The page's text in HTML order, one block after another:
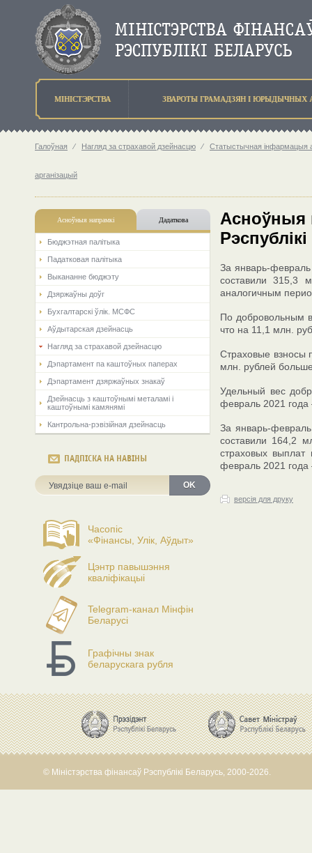
МIНIСТЭРСТВА ЗВАРОТЫ ГРАМАДЗЯН I ЮРЫДЫЧНЫХ
Галоўная ⁄ Нагляд за страхавой дзейнасцю ⁄ Статыстычная інфармацыя
арганізацый
Асноўныя напрамкi Дадаткова
Бюджэтная палiтыка
Падатковая палітыка
Выкананне бюджэту
Дзяржаўны доўг
Бухгалтарскі ўлік. МСФС
Аўдытарская дзейнасць
Нагляд за страхавой дзейнасцю
Дэпартамент па каштоўных паперах
Дэпартамент дзяржаўных знакаў
Дзейнасць з каштоўнымі металамі і
каштоўнымі камянямі
Кантрольна-рэвізійная дзейнасць
ПАДПІСКА НА НАВІНЫ
OK
Часопіс
«Фінансы, Улік, Аўдыт»
Цэнтр павышэння
кваліфікацыі
Telegram-канал Мінфін
Беларусі
Графічны знак
беларускага рубля
Асноўныя
За январь-
составили 315,3
аналогичным
По добровольным
что на 11,1 млн.
Страховые взносы
млн. рублей
Удельный вес
февраль 2021 года
За январь-
составили 164,2
страховых
февраль 2021 года
версія для друку
© Міністэрства фінансаў Рэспублікі Беларусь, 2000-2026.